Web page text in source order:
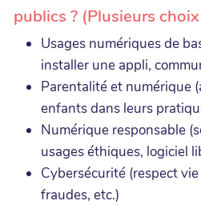
publics ? (Plusieurs
Usages numériques de
installer une appli,
Parentalité et numérique
enfants dans leurs
Numérique responsable
usages éthiques, logiciel
Cybersécurité (respect
fraudes, etc.)